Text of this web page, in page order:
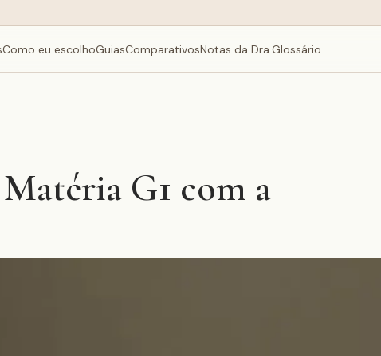
Como eu escolhoGuiasComparativosNotas da Dra.Glossário
G1 com a